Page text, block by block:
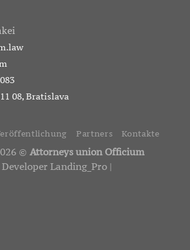
08, Bratislava
Partners Kontakte
© Attorneys union Officium
Developer Landing_Pro |